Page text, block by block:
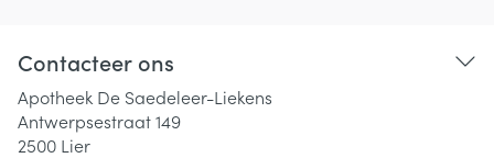
Contacteer ons
Apotheek De Saedeleer-Liekens
Antwerpsestraat 149
2500 Lier